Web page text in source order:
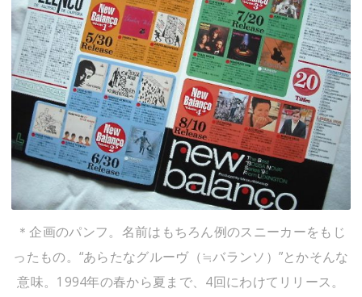
＊企画のパンフ。名前はもちろん例のスニーカーをもじ
ったもの。“あらたなグルーヴ（≒バランソ）”とかそんな
意味。1994年の春から夏まで、4回にわけてリリース。